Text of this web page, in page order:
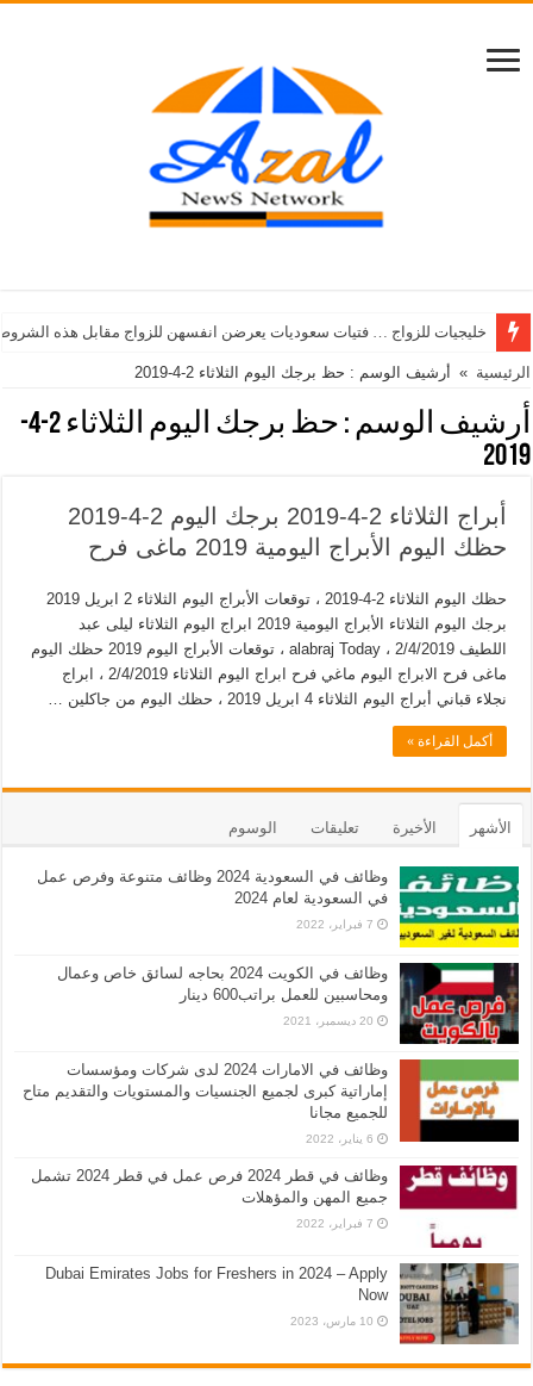
خليجيات للزواج … فتيات سعوديات يعرضن انفسهن للزواج مقابل هذه
الرئيسية » أرشيف الوسم : حظ برجك اليوم الثلاثاء 2-4-2019
أرشيف الوسم :
حظ برجك اليوم الثلاثاء 2-4-
2019
أبراج الثلاثاء 2-4-2019 برجك اليوم 2-4-2019
حظك اليوم الأبراج اليومية 2019 ماغى فرح
حظك اليوم الثلاثاء 2-4-2019 ، توقعات الأبراج اليوم الثلاثاء 2 ابريل 2019
برجك اليوم الثلاثاء الأبراج اليومية 2019 ابراج اليوم الثلاثاء ليلى عبد
اللطيف 2/4/2019 ، alabraj Today ، توقعات الأبراج اليوم 2019 حظك اليوم
ماغى فرح الابراج اليوم ماغي فرح ابراج اليوم الثلاثاء 2/4/2019 ، ابراج
نجلاء قباني أبراج اليوم الثلاثاء 4 ابريل 2019 ، حظك اليوم من جاكلين …
أكمل القراءة »
الأشهر الأخيرة تعليقات الوسوم
وظائف في السعودية 2024 وظائف متنوعة وفرص عمل
في السعودية لعام 2024
7 فبراير، 2022
وظائف في الكويت 2024 بحاجه لسائق خاص وعمال
ومحاسبين للعمل براتب600 دينار
20 ديسمبر، 2021
وظائف في الامارات 2024 لدى شركات ومؤسسات
إماراتية كبرى لجميع الجنسيات والمستويات والتقديم متاح
للجميع مجانا
6 يناير، 2022
وظائف في قطر 2024 فرص عمل في قطر 2024 تشمل
جميع المهن والمؤهلات
7 فبراير، 2022
Dubai Emirates Jobs for Freshers in 2024 – Apply
Now
10 مارس، 2023